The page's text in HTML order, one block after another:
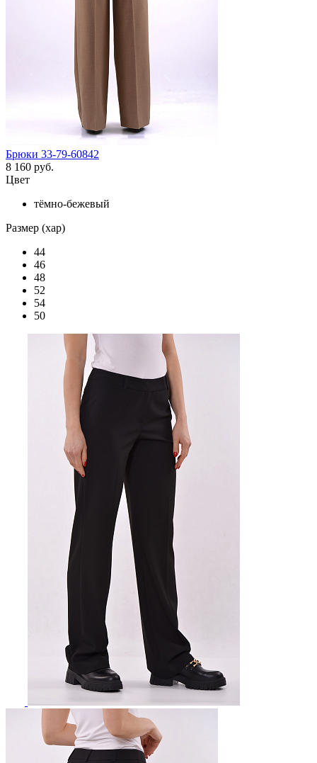
Брюки 33-79-60842
8 160 руб.
Цвет
тёмно-бежевый
Размер (хар)
44
46
48
52
54
50